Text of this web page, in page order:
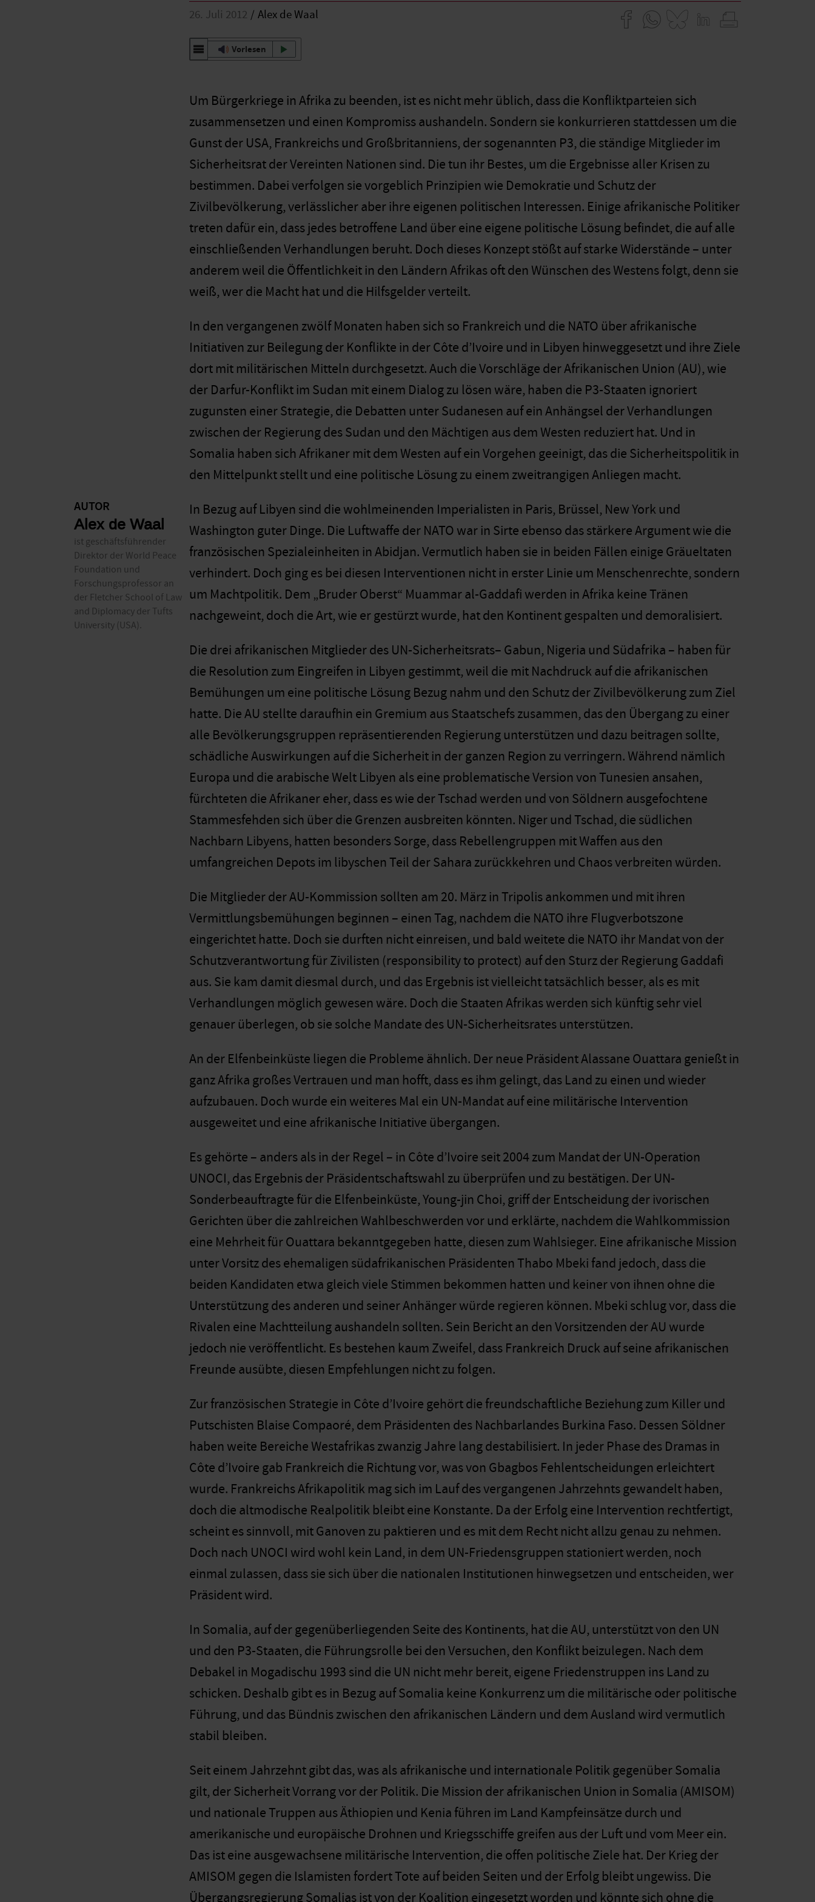
26. Juli 2012 Alex de Waal
Vorlesen
Um Bürgerkriege in Afrika zu beenden, ist es nicht mehr üblich, dass die Konfliktparteien sich
zusammensetzen und einen Kompromiss aushandeln. Sondern sie konkurrieren stattdessen um die
Gunst der USA, Frankreichs und Großbritanniens, der sogenannten P3, die ständige Mitglieder im
Sicherheitsrat der Vereinten Nationen sind. Die tun ihr Bestes, um die Ergebnisse aller Krisen zu
bestimmen. Dabei verfolgen sie vorgeblich Prinzipien wie Demokratie und Schutz der
Zivilbevölkerung, verlässlicher aber ihre eigenen politischen Interessen. Einige afrikanische Politiker
treten dafür ein, dass jedes betroffene Land über eine eigene politische Lösung befindet, die auf alle
einschließenden Verhandlungen beruht. Doch dieses Konzept stößt auf starke Widerstände – unter
anderem weil die Öffentlichkeit in den Ländern Afrikas oft den Wünschen des Westens folgt, denn sie
weiß, wer die Macht hat und die Hilfsgelder verteilt.
In den vergangenen zwölf Monaten haben sich so Frankreich und die NATO über afrikanische
Initiativen zur Beilegung der Konflikte in der Côte d’Ivoire und in Libyen hinweggesetzt und ihre Ziele
dort mit militärischen Mitteln durchgesetzt. Auch die Vorschläge der Afrikanischen Union (AU), wie
der Darfur-Konflikt im Sudan mit einem Dialog zu lösen wäre, haben die P3-Staaten ignoriert
zugunsten einer Strategie, die Debatten unter Sudanesen auf ein Anhängsel der Verhandlungen
zwischen der Regierung des Sudan und den Mächtigen aus dem Westen reduziert hat. Und in
Somalia haben sich Afrikaner mit dem Westen auf ein Vorgehen geeinigt, das die Sicherheitspolitik in
den Mittelpunkt stellt und eine politische Lösung zu einem zweitrangigen Anliegen macht.
AUTOR
Alex de Waal
ist geschäftsführender
Direktor der World Peace
Foundation und
Forschungsprofessor an
der Fletcher School of Law
and Diplomacy der Tufts
University (USA).
In Bezug auf Libyen sind die wohlmeinenden Imperialisten in Paris, Brüssel, New York und
Washington guter Dinge. Die Luftwaffe der NATO war in Sirte ebenso das stärkere Argument wie die
französischen Spezialeinheiten in Abidjan. Vermutlich haben sie in beiden Fällen einige Gräueltaten
verhindert. Doch ging es bei diesen Interventionen nicht in erster Linie um Menschenrechte, sondern
um Machtpolitik. Dem „Bruder Oberst“ Muammar al-Gaddafi werden in Afrika keine Tränen
nachgeweint, doch die Art, wie er gestürzt wurde, hat den Kontinent gespalten und demoralisiert.
Die drei afrikanischen Mitglieder des UN-Sicherheitsrats– Gabun, Nigeria und Südafrika – haben für
die Resolution zum Eingreifen in Libyen gestimmt, weil die mit Nachdruck auf die afrikanischen
Bemühungen um eine politische Lösung Bezug nahm und den Schutz der Zivilbevölkerung zum Ziel
hatte. Die AU stellte daraufhin ein Gremium aus Staatschefs zusammen, das den Übergang zu einer
alle Bevölkerungsgruppen repräsentierenden Regierung unterstützen und dazu beitragen sollte,
schädliche Auswirkungen auf die Sicherheit in der ganzen Region zu verringern. Während nämlich
Europa und die arabische Welt Libyen als eine problematische Version von Tunesien ansahen,
fürchteten die Afrikaner eher, dass es wie der Tschad werden und von Söldnern ausgefochtene
Stammesfehden sich über die Grenzen ausbreiten könnten. Niger und Tschad, die südlichen
Nachbarn Libyens, hatten besonders Sorge, dass Rebellengruppen mit Waffen aus den
umfangreichen Depots im libyschen Teil der Sahara zurückkehren und Chaos verbreiten würden.
Die Mitglieder der AU-Kommission sollten am 20. März in Tripolis ankommen und mit ihren
Vermittlungsbemühungen beginnen – einen Tag, nachdem die NATO ihre Flugverbotszone
eingerichtet hatte. Doch sie durften nicht einreisen, und bald weitete die NATO ihr Mandat von der
Schutzverantwortung für Zivilisten (responsibility to protect) auf den Sturz der Regierung Gaddafi
aus. Sie kam damit diesmal durch, und das Ergebnis ist vielleicht tatsächlich besser, als es mit
Verhandlungen möglich gewesen wäre. Doch die Staaten Afrikas werden sich künftig sehr viel
genauer überlegen, ob sie solche Mandate des UN-Sicherheitsrates unterstützen.
An der Elfenbeinküste liegen die Probleme ähnlich. Der neue Präsident Alassane Ouattara genießt in
ganz Afrika großes Vertrauen und man hofft, dass es ihm gelingt, das Land zu einen und wieder
aufzubauen. Doch wurde ein weiteres Mal ein UN-Mandat auf eine militärische Intervention
ausgeweitet und eine afrikanische Initiative übergangen.
Es gehörte – anders als in der Regel – in Côte d’Ivoire seit 2004 zum Mandat der UN-Operation
UNOCI, das Ergebnis der Präsidentschaftswahl zu überprüfen und zu bestätigen. Der UN-
Sonderbeauftragte für die Elfenbeinküste, Young-jin Choi, griff der Entscheidung der ivorischen
Gerichten über die zahlreichen Wahlbeschwerden vor und erklärte, nachdem die Wahlkommission
eine Mehrheit für Ouattara bekanntgegeben hatte, diesen zum Wahlsieger. Eine afrikanische Mission
unter Vorsitz des ehemaligen südafrikanischen Präsidenten Thabo Mbeki fand jedoch, dass die
beiden Kandidaten etwa gleich viele Stimmen bekommen hatten und keiner von ihnen ohne die
Unterstützung des anderen und seiner Anhänger würde regieren können. Mbeki schlug vor, dass die
Rivalen eine Machtteilung aushandeln sollten. Sein Bericht an den Vorsitzenden der AU wurde
jedoch nie veröffentlicht. Es bestehen kaum Zweifel, dass Frankreich Druck auf seine afrikanischen
Freunde ausübte, diesen Empfehlungen nicht zu folgen.
Zur französischen Strategie in Côte d’Ivoire gehört die freundschaftliche Beziehung zum Killer und
Putschisten Blaise Compaoré, dem Präsidenten des Nachbarlandes Burkina Faso. Dessen Söldner
haben weite Bereiche Westafrikas zwanzig Jahre lang destabilisiert. In jeder Phase des Dramas in
Côte d’Ivoire gab Frankreich die Richtung vor, was von Gbagbos Fehlentscheidungen erleichtert
wurde. Frankreichs Afrikapolitik mag sich im Lauf des vergangenen Jahrzehnts gewandelt haben,
doch die altmodische Realpolitik bleibt eine Konstante. Da der Erfolg eine Intervention rechtfertigt,
scheint es sinnvoll, mit Ganoven zu paktieren und es mit dem Recht nicht allzu genau zu nehmen.
Doch nach UNOCI wird wohl kein Land, in dem UN-Friedensgruppen stationiert werden, noch
einmal zulassen, dass sie sich über die nationalen Institutionen hinwegsetzen und entscheiden, wer
Präsident wird.
In Somalia, auf der gegenüberliegenden Seite des Kontinents, hat die AU, unterstützt von den UN
und den P3-Staaten, die Führungsrolle bei den Versuchen, den Konflikt beizulegen. Nach dem
Debakel in Mogadischu 1993 sind die UN nicht mehr bereit, eigene Friedenstruppen ins Land zu
schicken. Deshalb gibt es in Bezug auf Somalia keine Konkurrenz um die militärische oder politische
Führung, und das Bündnis zwischen den afrikanischen Ländern und dem Ausland wird vermutlich
stabil bleiben.
Seit einem Jahrzehnt gibt das, was als afrikanische und internationale Politik gegenüber Somalia
gilt, der Sicherheit Vorrang vor der Politik. Die Mission der afrikanischen Union in Somalia (AMISOM)
und nationale Truppen aus Äthiopien und Kenia führen im Land Kampfeinsätze durch und
amerikanische und europäische Drohnen und Kriegsschiffe greifen aus der Luft und vom Meer ein.
Das ist eine ausgewachsene militärische Intervention, die offen politische Ziele hat. Der Krieg der
AMISOM gegen die Islamisten fordert Tote auf beiden Seiten und der Erfolg bleibt ungewiss. Die
Übergangsregierung Somalias ist von der Koalition eingesetzt worden und könnte sich ohne die